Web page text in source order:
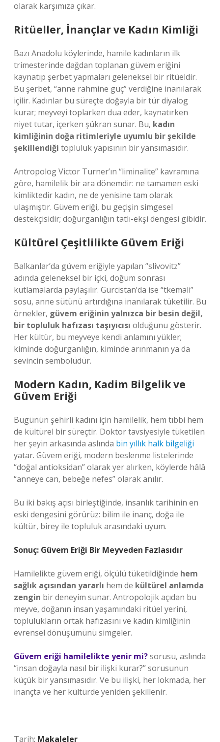
olarak karşımıza çıkar.
Ritüeller, İnançlar ve Kadın Kimliği
Bazı Anadolu köylerinde, hamile kadınların ilk
trimesterinde dağdan toplanan güvem eriğini
kaynatıp şerbet yapmaları geleneksel bir ritüeldir.
Bu şerbet, “anne rahmine güç” verdiğine inanılarak
içilir. Kadınlar bu süreçte doğayla bir tür diyalog
kurar; meyveyi toplarken dua eder, kaynatırken
niyet tutar, içerken şükran sunar. Bu, kadın
kimliğinin doğa ritimleriyle uyumlu bir şekilde
şekillendiği topluluk yapısının bir yansımasıdır.
Antropolog Victor Turner’ın “liminalite” kavramına
göre, hamilelik bir ara dönemdir: ne tamamen eski
kimliktedir kadın, ne de yenisine tam olarak
ulaşmıştır. Güvem eriği, bu geçişin simgesel
destekçisidir; doğurganlığın tatlı-ekşi dengesi gibidir.
Kültürel Çeşitlilikte Güvem Eriği
Balkanlar’da güvem eriğiyle yapılan “slivovitz”
adında geleneksel bir içki, doğum sonrası
kutlamalarda paylaşılır. Gürcistan’da ise “tkemali”
sosu, anne sütünü artırdığına inanılarak tüketilir. Bu
örnekler, güvem eriğinin yalnızca bir besin değil,
bir topluluk hafızası taşıyıcısı olduğunu gösterir.
Her kültür, bu meyveye kendi anlamını yükler;
kiminde doğurganlığın, kiminde arınmanın ya da
sevincin sembolüdür.
Modern Kadın, Kadim Bilgelik ve
Güvem Eriği
Bugünün şehirli kadını için hamilelik, hem tıbbi hem
de kültürel bir süreçtir. Doktor tavsiyesiyle tüketilen
her şeyin arkasında aslında bin yıllık halk bilgeliği
yatar. Güvem eriği, modern beslenme listelerinde
“doğal antioksidan” olarak yer alırken, köylerde hâlâ
“anneye can, bebeğe nefes” olarak anılır.
Bu iki bakış açısı birleştiğinde, insanlık tarihinin en
eski dengesini görürüz: bilim ile inanç, doğa ile
kültür, birey ile topluluk arasındaki uyum.
Sonuç: Güvem Eriği Bir Meyveden Fazlasıdır
Hamilelikte güvem eriği, ölçülü tüketildiğinde hem
sağlık açısından yararlı hem de kültürel anlamda
zengin bir deneyim sunar. Antropolojik açıdan bu
meyve, doğanın insan yaşamındaki ritüel yerini,
toplulukların ortak hafızasını ve kadın kimliğinin
evrensel dönüşümünü simgeler.
Güvem eriği hamilelikte yenir mi?sorusu, aslında
“insan doğayla nasıl bir ilişki kurar?” sorusunun
küçük bir yansımasıdır. Ve bu ilişki, her lokmada, her
inançta ve her kültürde yeniden şekillenir.
Tarih: Makaleler